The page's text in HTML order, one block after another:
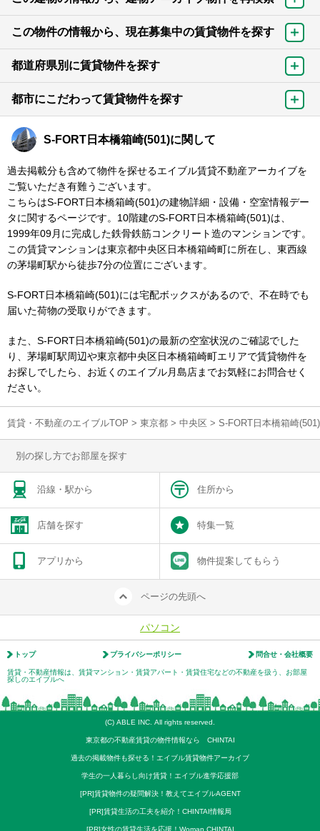
この物件の情報から、現在募集中の賃貸物件を探す
都道府県別に賃貸物件を探す
都市にこだわって賃貸物件を探す
S-FORT日本橋箱崎(501)に関して
過去掲載分も含めて物件を探せるエイブル賃貸不動産アーカイブを
ご覧いただき有難うございます。
こちらはS-FORT日本橋箱崎(501)の建物詳細・設備・空室情報デー
タに関するページです。10階建のS-FORT日本橋箱崎(501)は、
1999年09月に完成した鉄骨鉄筋コンクリート造のマンションです。
この賃貸マンションは東京都中央区日本橋箱崎町に所在し、東西線
の茅場町駅から徒歩7分の位置にございます。
S-FORT日本橋箱崎(501)には宅配ボックスがあるので、不在時でも
届いた荷物の受取りができます。
また、S-FORT日本橋箱崎(501)の最新の空室状況のご確認でした
り、茅場町駅周辺や東京都中央区日本橋箱崎町エリアで賃貸物件を
お探しでしたら、お近くのエイブル月島店までお気軽にお問合せく
ださい。
賃貸・不動産のエイブルTOP > 東京都 > 中央区 > S-FORT日本橋箱崎
別の探し方でお部屋を探す
沿線・駅から 住所から
店舗を探す 特集一覧
アプリから 物件提案してもらう
ページの先頭へ
パソコン
トップ プライバシーポリシー 問合せ・会社概要
賃貸・不動産情報は、賃貸マンション・賃貸アパート・賃貸住宅などの不動産を扱う、お部屋
探しのエイブルへ
(C) ABLE INC. All rights reserved.
東京都の不動産賃貸の物件情報なら CHINTAI
過去の掲載物件も探せる！エイブル賃貸物件アーカイブ
学生の一人暮らし向け賃貸！エイブル進学応援部
[PR]賃貸物件の疑問解決！教えてエイブルAGENT
[PR]賃貸生活の工夫を紹介！CHINTAI情報局
[PR]女性の賃貸生活を応援！Woman.CHINTAI